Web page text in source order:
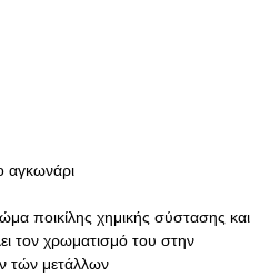
αγκωνάρι
ποικίλης χημικής σύστασης και
τον χρωματισμό του στην
τών μετάλλων